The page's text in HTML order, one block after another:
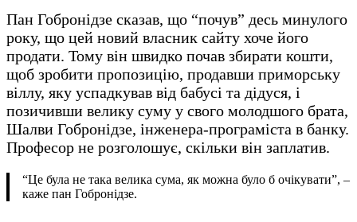
Пан Гобронідзе сказав, що “почув” десь минулого
року, що цей новий власник сайту хоче його
продати. Тому він швидко почав збирати кошти,
щоб зробити пропозицію, продавши приморську
віллу, яку успадкував від бабусі та дідуся, і
позичивши велику суму у свого молодшого брата,
Шалви Гобронідзе, інженера-програміста в банку.
Професор не розголошує, скільки він заплатив.
“Це була не така велика сума, як можна було б очікувати”, –
каже пан Гобронідзе.